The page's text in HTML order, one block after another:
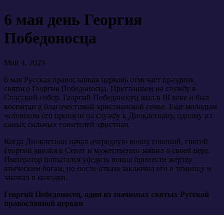
6 мая день Георгия
Победоносца
Май 4, 2025
6 мая Русская православная церковь отмечает праздник
святого Георгия Победоносца. Приглашаем на службу в
Спасский собор. Георгий Победоносец жил в III веке и был
воспитан в благочестивой христианской семье. Еще молодым
человеком его приняли на службу к Диоклетиану, одному из
самых сильных гонителей христиан.
Когда Диоклетиан начал очередную волну гонений, святой
Георгий явился в Сенат и мужественно заявил о своей вере.
Император попытался убедить воина принести жертву
языческим богам, но после отказа заключил его в темницу и
заковал в колодки.
Георгий Победоносец, один из значимых святых Русской
православной церкви